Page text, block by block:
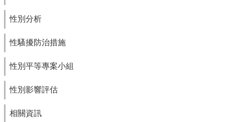
性別分析
性騷擾防治措施
性別平等專案小組
性別影響評估
相關資訊